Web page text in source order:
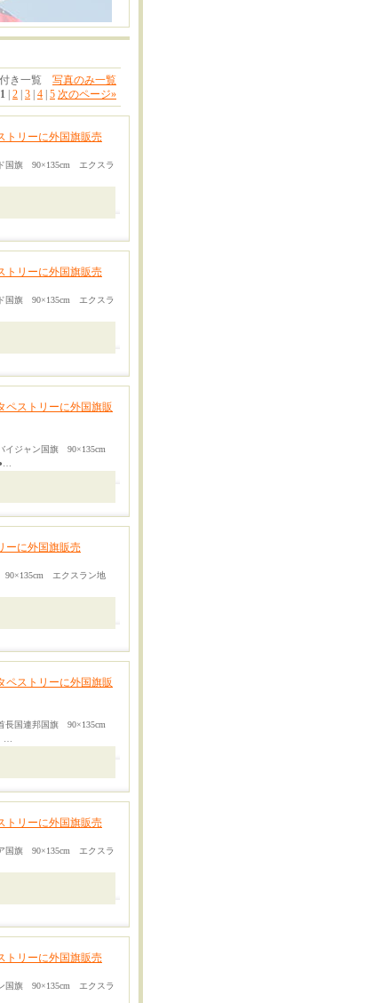
き一覧 写真のみ一覧
1 2 3 4 5 次のページ»
トリーに外国旗販売
国旗 90×135cm エクスラ
トリーに外国旗販売
国旗 90×135cm エクスラ
ペストリーに外国旗販
イジャン国旗 90×135cm
ーに外国旗販売
エクスラン地
ペストリーに外国旗販
長国連邦国旗 90×135cm
…
トリーに外国旗販売
国旗 90×135cm エクスラ
トリーに外国旗販売
国旗 90×135cm エクスラ